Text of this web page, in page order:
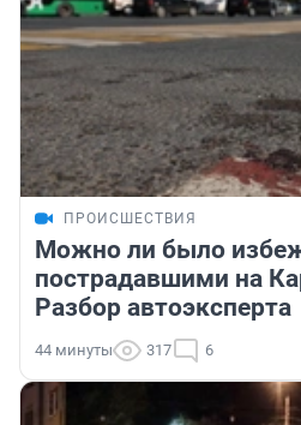
ПРОИСШЕСТВИЯ
Можно ли было
пострадавшими на
Разбор автоэксперта
44 минуты 317 6